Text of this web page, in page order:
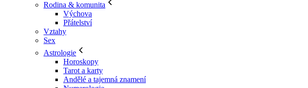
Rodina & komunita
Výchova
Přátelství
Vztahy
Sex
Astrologie
Horoskopy
Tarot a karty
Andělé a tajemná znamení